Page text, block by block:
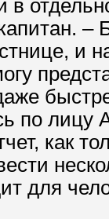
в
и
по лицу
как
для